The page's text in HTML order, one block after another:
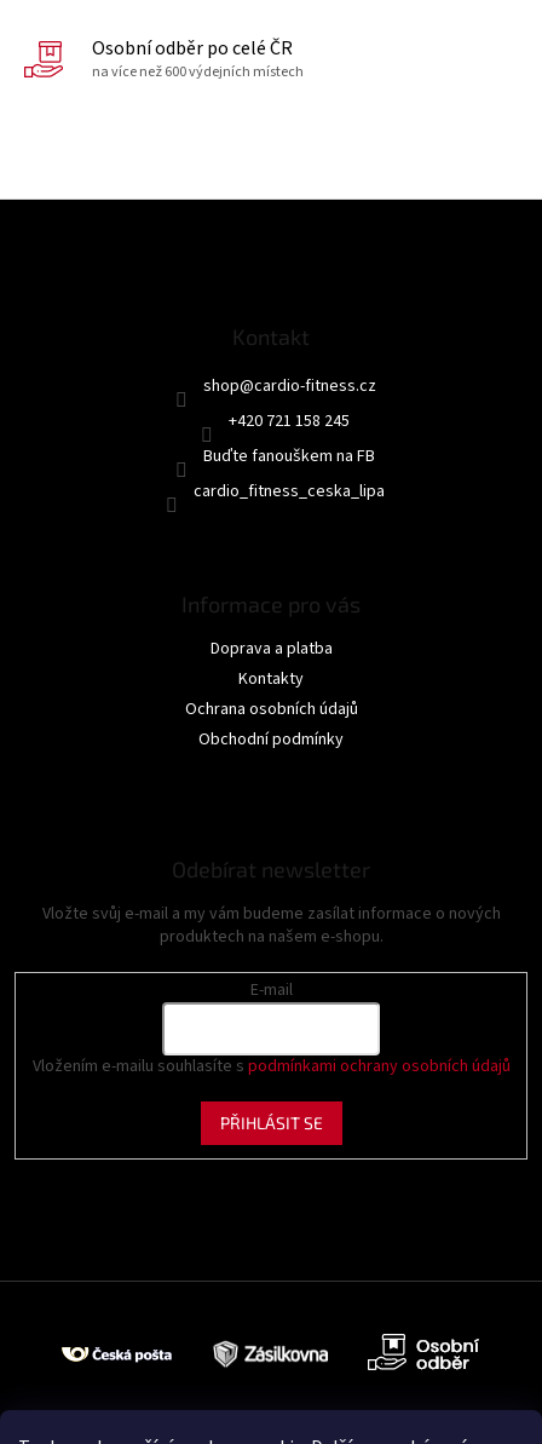
Osobní odběr po celé ČR
na více než 600 výdejních místech
Kontakt
shop@cardio-fitness.cz
+420 721 158 245
Buďte fanouškem na FB
cardio_fitness_ceska_lipa
Informace pro vás
Doprava a platba
Kontakty
Ochrana osobních údajů
Obchodní podmínky
Odebírat newsletter
Vložte svůj e-mail a my vám budeme zasílat informace o nových
produktech na našem e-shopu.
E-mail
Vložením e-mailu souhlasíte s podmínkami ochrany osobních údajů
PŘIHLÁSIT SE